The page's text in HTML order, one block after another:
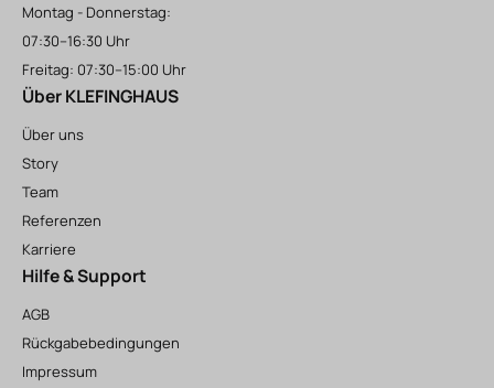
Montag - Donnerstag:
07:30–16:30 Uhr
Freitag: 07:30–15:00 Uhr
Über KLEFINGHAUS
Über uns
Story
Team
Referenzen
Karriere
Hilfe & Support
AGB
Rückgabebedingungen
Impressum